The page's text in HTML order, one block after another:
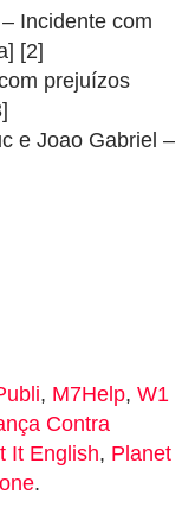
Incidente com
[2]
prejuízos
e Joao Gabriel –
, M7Help, W1
Contra
It English, Planet
.